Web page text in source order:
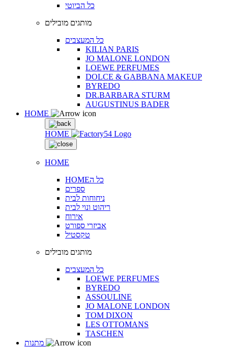
כל הביוטי
מותגים מובילים
כל המעצבים
KILIAN PARIS
JO MALONE LONDON
LOEWE PERFUMES
DOLCE & GABBANA MAKEUP
BYREDO
DR.BARBARA STURM
AUGUSTINUS BADER
HOME
HOME
HOME
HOMEכל ה
ספרים
ניחוחות לבית
ריהוט ונוי לבית
אירוח
אביזרי ספורט
טקסטיל
מותגים מובילים
כל המעצבים
LOEWE PERFUMES
BYREDO
ASSOULINE
JO MALONE LONDON
TOM DIXON
LES OTTOMANS
TASCHEN